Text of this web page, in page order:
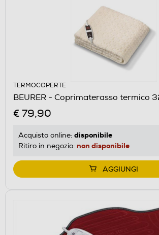
TERMOCOPERTE
BEURER - Coprimaterasso termico
€ 79,90
Acquisto online: disponibile
Ritiro in negozio: non disponibile
AGGIUNGI